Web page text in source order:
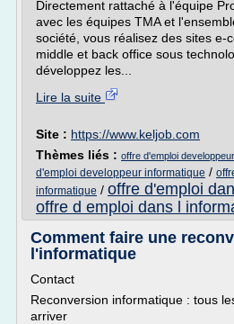
Directement rattaché à l'équipe
avec les équipes TMA et
société, vous réalisez des sites e-
middle et back office sous
développez les...
Lire la suite
Site : https://www.keljob.com
Thèmes liés : offre d'emploi
d'emploi developpeur informatique /
informatique / offre d'emploi
offre d emploi dans l
Comment faire une
l'informatique
Contact
Reconversion informatique : tous
arriver